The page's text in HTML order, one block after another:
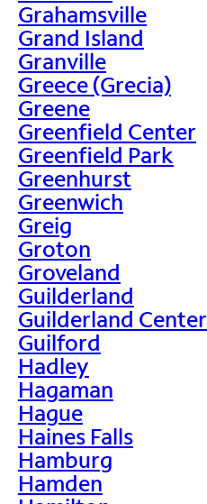
Grahamsville
Grand Island
Granville
Greece (Grecia)
Greene
Greenfield Center
Greenfield Park
Greenhurst
Greenwich
Greig
Groton
Groveland
Guilderland
Guilderland Center
Guilford
Hadley
Hagaman
Hague
Haines Falls
Hamburg
Hamden